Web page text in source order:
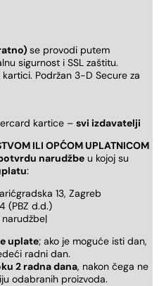
se provodi putem
sigurnost i SSL zaštitu.
Podržan 3-D Secure za
kartice – svi izdavatelji
ILI OPĆOM UPLATNICOM
narudžbe u kojoj su
:
13, Zagreb
(PBZ d.d.)
uplate; ako je moguće isti dan,
radni dan.
2 radna dana, nakon čega ne
odabranih proizvoda.